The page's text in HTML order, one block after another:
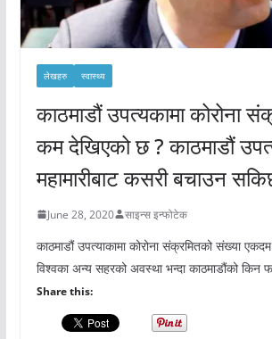
लेखहरु स्वास्थ्य
काठमाडौं उपत्यकामा कोरोना
कम देखिएको छ ? काठमाडौं
महामारीबाट कसरी बचाउन
June 28, 2020 साइन्स इन्फोटेक
काठमाडौं उपत्याकामा कोरोना संक्रमितको संख्या
विश्वका अन्य सहरको अवस्था भन्दा काठमाडौंको किन
Share this: